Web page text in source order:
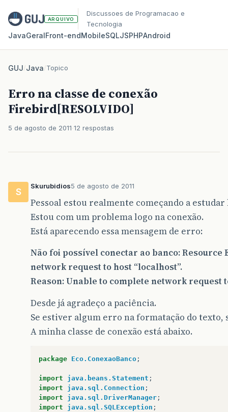
ARQUIVO
Discussoes de Programacao e
Tecnologia
JavaGeralFront‑endMobileSQLJSPHPAndroid
GUJ/Java/Topico
Erro na classe de conexão
Firebird[RESOLVIDO]
5 de agosto de 2011 12 respostas
S
Skurubidios5 de agosto de 2011
Pessoal estou realmente começando a estudar
Estou com um problema logo na conexão.
Está aparecendo essa mensagem de erro:
Não foi possível conectar ao banco: Resource
network request to host “localhost”.
Reason: Unable to complete network request
Desde já agradeço a paciência.
Se estiver algum erro na formatação do
A minha classe de conexão está abaixo.
package Eco.ConexaoBanco ;
import java.beans.Statement ;
import
java.sql.Connection ;
import
java.sql.DriverManager ;
import
java.sql.SQLException ;